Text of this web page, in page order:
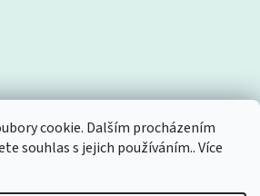
cookie. Dalším procházením
souhlas s jejich používáním.. Více
Instagramu